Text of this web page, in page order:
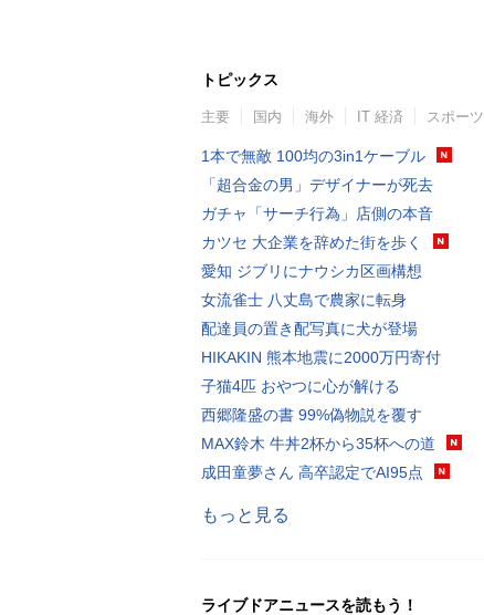
トピックス
主要 国内 海外 IT 経済 スポーツ
1本で無敵 100均の3in1ケーブル
「超合金の男」デザイナーが死去
ガチャ「サーチ行為」店側の本音
カツセ 大企業を辞めた街を歩く
愛知 ジブリにナウシカ区画構想
女流雀士 八丈島で農家に転身
配達員の置き配写真に犬が登場
HIKAKIN 熊本地震に2000万円寄付
子猫4匹 おやつに心が解ける
西郷隆盛の書 99%偽物説を覆す
MAX鈴木 牛丼2杯から35杯への道
成田童夢さん 高卒認定でAI95点
もっと見る
ライブドアニュースを読もう！